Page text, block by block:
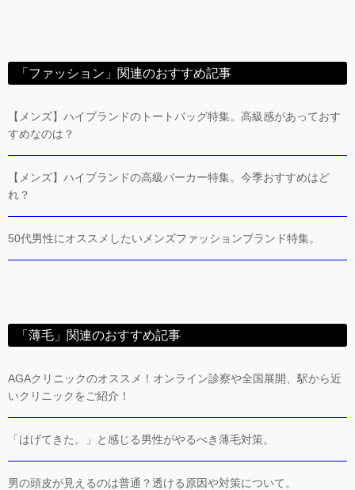
「ファッション」関連のおすすめ記事
【メンズ】ハイブランドのトートバッグ特集。高級感があっておす
すめなのは？
【メンズ】ハイブランドの高級パーカー特集。今季おすすめはど
れ？
50代男性にオススメしたいメンズファッションブランド特集。
「薄毛」関連のおすすめ記事
AGAクリニックのオススメ！オンライン診察や全国展開、駅から近
いクリニックをご紹介！
「はげてきた。」と感じる男性がやるべき薄毛対策。
男の頭皮が見えるのは普通？透ける原因や対策について。